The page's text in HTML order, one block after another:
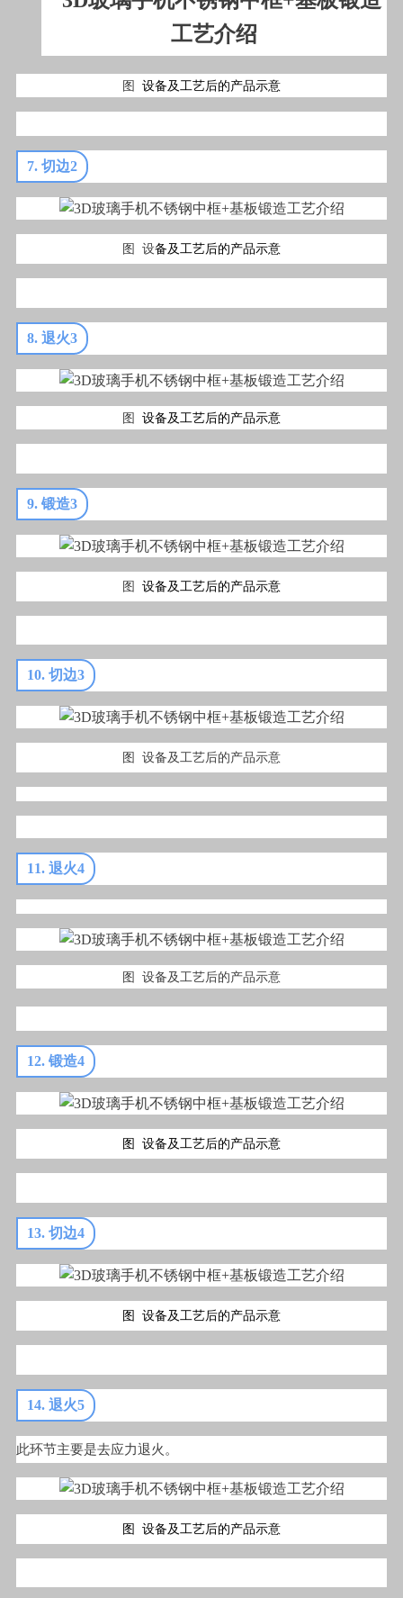
图 设备及工艺后的产品示意
7. 切边2
图 设备及工艺后的产品示意
8. 退火3
图 设备及工艺后的产品示意
9. 锻造3
图 设备及工艺后的产品示意
10. 切边3
图 设备及工艺后的产品示意
11. 退火4
图 设备及工艺后的产品示意
12. 锻造4
图 设备及工艺后的产品示意
13. 切边4
图 设备及工艺后的产品示意
14. 退火5
此环节主要是去应力退火。
图 设备及工艺后的产品示意